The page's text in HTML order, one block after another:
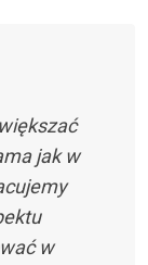
jak w
w